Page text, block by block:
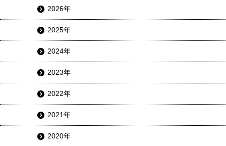
2026年
2025年
2024年
2023年
2022年
2021年
2020年